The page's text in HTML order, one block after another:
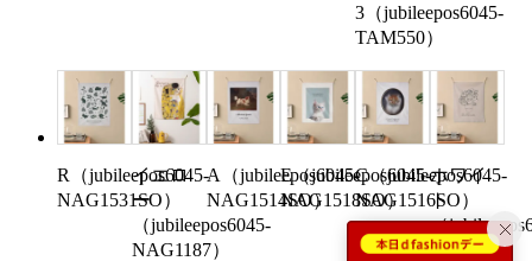
3（jubileepos6045-
TAM550）
R（jubileepos6045-
NAG1531SO）
イエロ
ー
（jubileepos6045-
NAG1187）
A（jubileepos6045-
NAG1514SO）
E（jubileepos6045-
NAG1518SO）
C（jubileepos6045-
NAG1516SO）
ホワイ
ト
（
TAM400）